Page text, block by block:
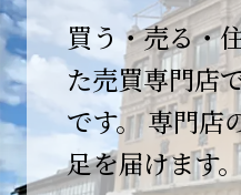
平素より格別のご愛顧
ございます。
誠に勝手ながら、弊社
の為、
４月２６日(日)は臨時
買う・売る・
た売買専門店
です。 専門店
足を届けます。